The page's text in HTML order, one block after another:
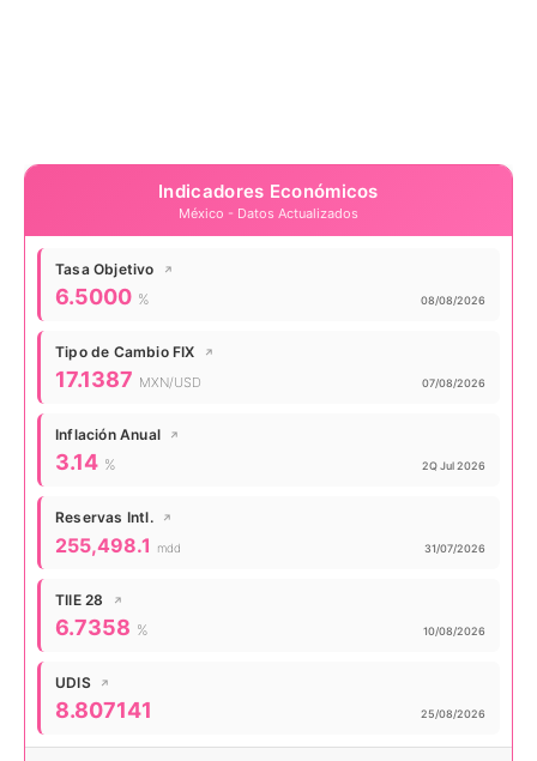
Indicadores Económicos
México - Datos Actualizados
Tasa Objetivo ↗
Valor actual:
6.5000 % Actualizado:
08/08/2026
Tipo de Cambio FIX ↗
Valor actual:
17.1387 MXN/USD Actualizado:
07/08/2026
Inflación Anual ↗
Valor actual:
3.14 % Actualizado:
2Q Jul 2026
Reservas Intl. ↗
Valor actual:
255,498.1 mdd Actualizado:
31/07/2026
TIIE 28 ↗
Valor actual:
6.7358 % Actualizado:
10/08/2026
UDIS ↗
Valor actual:
8.807141 Actualizado:
25/08/2026